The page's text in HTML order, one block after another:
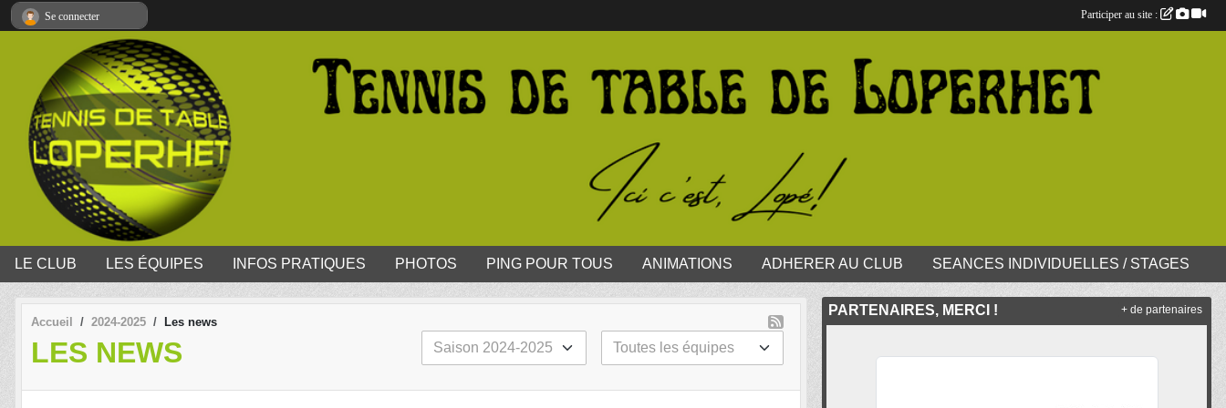
LE CLUB LES ÉQUIPES INFOS PRATIQUES PHOTOS PING POUR TOUS ANIMATIONS ADHERER AU CLUB SEANCES INDIVIDUELLES / STAGES
Accueil 2024-2025 Les news
LES NEWS
PARTENAIRES, MERCI ! + de partenaires
Se connecter Participer au site :
Panneau de gestion des cookies